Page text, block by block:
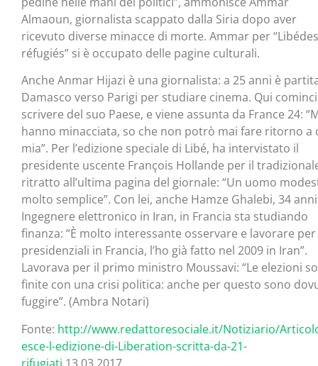
Almaoun, giornalista scappato dalla Siria dopo aver
ricevuto diverse minacce di morte. Ammar per “Libédes
réfugiés” si è occupato delle pagine culturali.
Anche Anmar Hijazi è una giornalista: a 25 anni è
Damasco verso Parigi per studiare cinema. Qui
scrivere del suo Paese, e viene assunta da France 24:
hanno minacciata, so che non potrò mai fare ritorno a
mia”. Per l’edizione speciale di Libé, ha intervistato il
presidente uscente François Hollande per il
ritratto all’ultima pagina del giornale: “Un uomo
molto semplice”. Con lei, anche Hamze Ghalebi, 34
Ingegnere elettronico in Iran, in Francia sta studiando
finanza: “È molto interessante osservare e lavorare
presidenziali in Francia, l’ho già fatto nel 2009 in Iran”.
Lavorava per il primo ministro Moussavi: “Le elezioni
finite con una crisi politica: anche per questo sono
fuggire”. (Ambra Notari)
Fonte: http://www.redattoresociale.it/Notiziario/
esce-l-edizione-di-Liberation-scritta-da-21-